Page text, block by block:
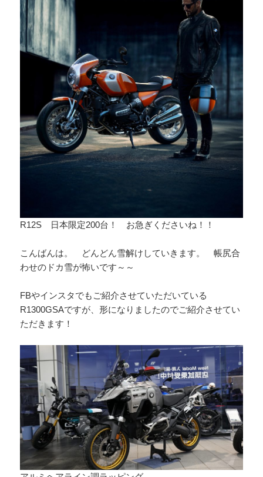
R12S 日本限定200台！ お急ぎくださいね！！
こんばんは。 どんどん雪解けしていきます。 帳尻合
わせのドカ雪が怖いです～～
FBやインスタでもご紹介させていただいている
R1300GSAですが、形になりましたのでご紹介させてい
ただきます！